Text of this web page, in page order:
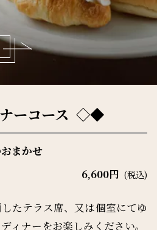
ーコース
まかせ
6,600円 (税込)
たテラス席、又は個室にてゆ
ィナーをお楽しみください。